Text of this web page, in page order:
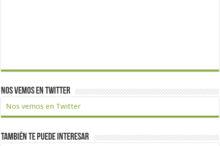
Nos vemos en Twitter
Nos vemos en Twitter
También te puede interesar